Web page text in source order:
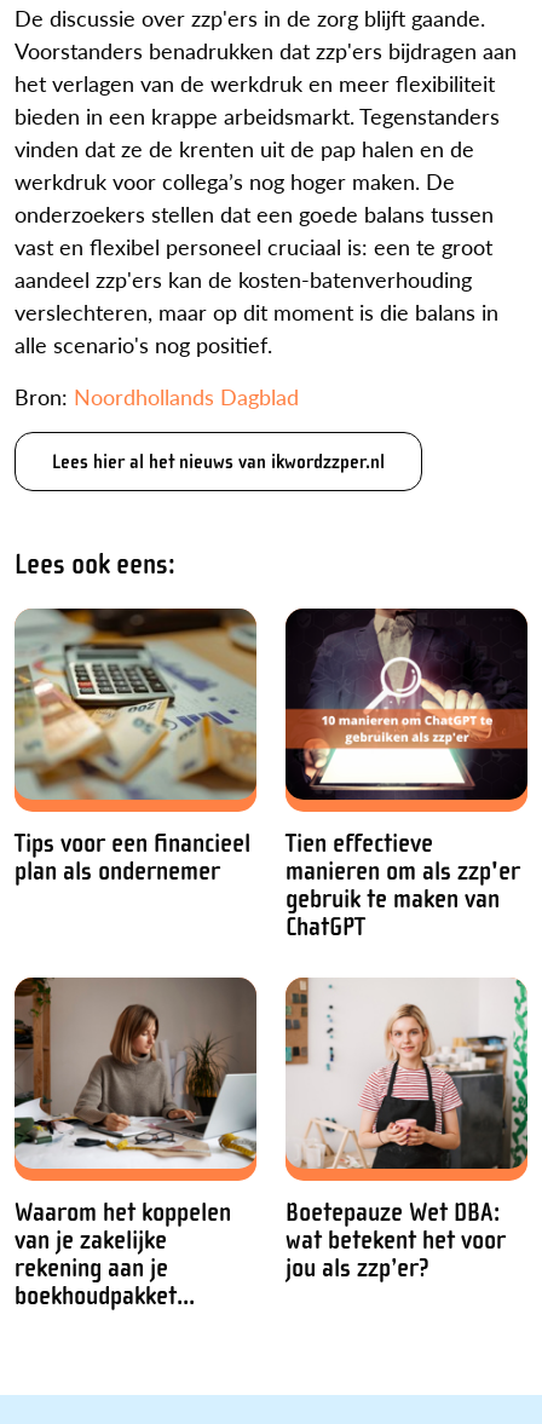
De discussie over zzp'ers in de zorg blijft gaande.
Voorstanders benadrukken dat zzp'ers bijdragen aan
het verlagen van de werkdruk en meer flexibiliteit
bieden in een krappe arbeidsmarkt. Tegenstanders
vinden dat ze de krenten uit de pap halen en de
werkdruk voor collega’s nog hoger maken. De
onderzoekers stellen dat een goede balans tussen
vast en flexibel personeel cruciaal is: een te groot
aandeel zzp'ers kan de kosten-batenverhouding
verslechteren, maar op dit moment is die balans in
alle scenario's nog positief.
Bron: Noordhollands Dagblad
Lees hier al het nieuws van ikwordzzper.nl
Lees ook eens:
Tips voor een financieel
plan als ondernemer
Tien effectieve
manieren om als zzp'er
gebruik te maken van
ChatGPT
Waarom het koppelen
van je zakelijke
rekening aan je
boekhoudpakket...
Boetepauze Wet DBA:
wat betekent het voor
jou als zzp’er?